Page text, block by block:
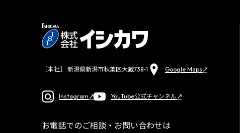
［本社］ 新潟県新潟市秋葉区大蔵738-1 Google Maps
Instagram YouTube公式チャンネル
お電話でのご相談・お問い合わせは